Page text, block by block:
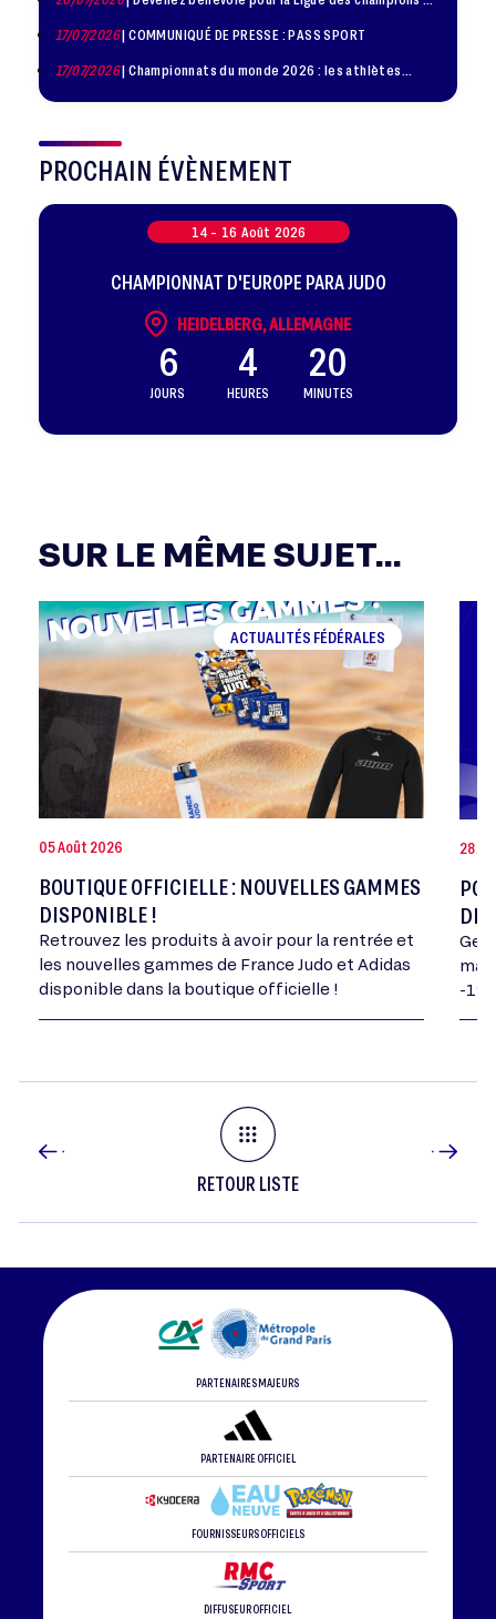
17/07/2026| COMMUNIQUÉ DE PRESSE : PASS SPORT
17/07/2026| Championnats du monde 2026 : les athlètes
PROCHAIN ÉVÈNEMENT
14 - 16 Août 2026
CHAMPIONNAT D'EUROPE PARA JUDO
HEIDELBERG, ALLEMAGNE
6
JOURS
4
HEURES
20
MINUTES
SUR LE MÊME SUJET...
ACTUALITÉS FÉDÉRALES
05 Août 2026
BOUTIQUE OFFICIELLE : NOUVELLES GAMMES
DISPONIBLE !
Retrouvez les produits à avoir pour la rentrée et
les nouvelles gammes de France Judo et Adidas
disponible dans la boutique officielle !
28
DE
-
RETOUR LISTE
PARTENAIRES MAJEURS
PARTENAIRE OFFICIEL
FOURNISSEURS OFFICIELS
DIFFUSEUR OFFICIEL